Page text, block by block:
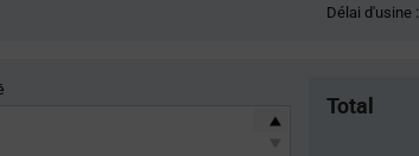
Délai d'usine :
Total